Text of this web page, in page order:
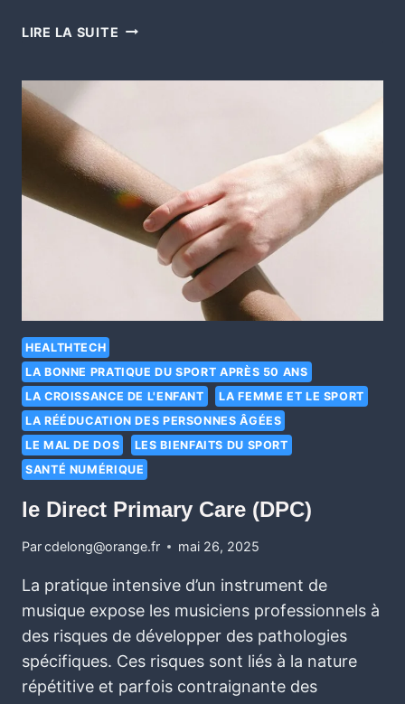
LIRE LA SUITE
HEALTHTECH
LA BONNE PRATIQUE DU SPORT APRÈS 50 ANS
LA CROISSANCE DE L'ENFANT
LA FEMME ET LE SPORT
LA RÉÉDUCATION DES PERSONNES ÂGÉES
LE MAL DE DOS
LES BIENFAITS DU SPORT
SANTÉ NUMÉRIQUE
le Direct Primary Care (DPC)
Parcdelong@orange.fr mai 26, 2025
La pratique intensive d’un instrument de
musique expose les musiciens professionnels à
des risques de développer des pathologies
spécifiques. Ces risques sont liés à la nature
répétitive et parfois contraignante des